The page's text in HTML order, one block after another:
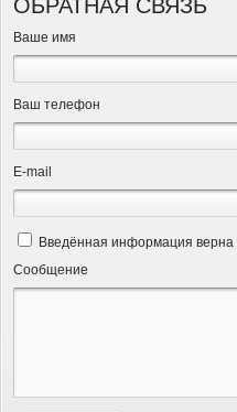
ОБРАТНАЯ СВЯЗЬ
Ваше имя
Ваш телефон
Е-mail
Введённая информация верна
Сообщение